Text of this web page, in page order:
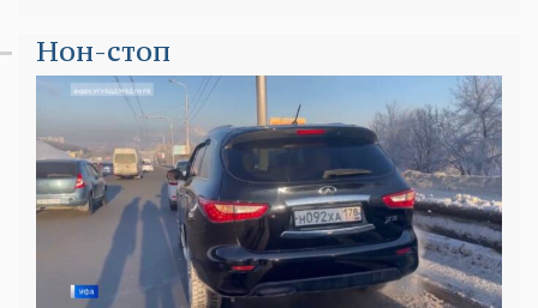
Нон-стоп